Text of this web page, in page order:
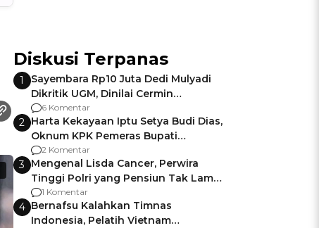
Diskusi Terpanas
1
Sayembara Rp10 Juta Dedi Mulyadi
Dikritik UGM, Dinilai Cermin
Gagalnya Negara Jamin Keamanan
6 Komentar
2 Harta Kekayaan Iptu Setya Budi Dias,
Oknum KPK Pemeras Bupati
Pemalang
2 Komentar
3 Mengenal Lisda Cancer, Perwira
Tinggi Polri yang Pensiun Tak Lama
Usai Jadi Brigjen
1 Komentar
4 Bernafsu Kalahkan Timnas
Indonesia, Pelatih Vietnam